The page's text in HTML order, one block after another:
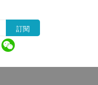
腎)
及腎臟有沒有異常。
及 卓紀保健有
訂閱